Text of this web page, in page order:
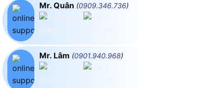
Mr. Quân (0909.346.736)
Mr. Lâm (0901.940.968)